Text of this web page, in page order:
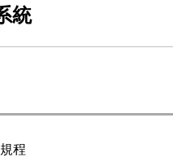
統
程